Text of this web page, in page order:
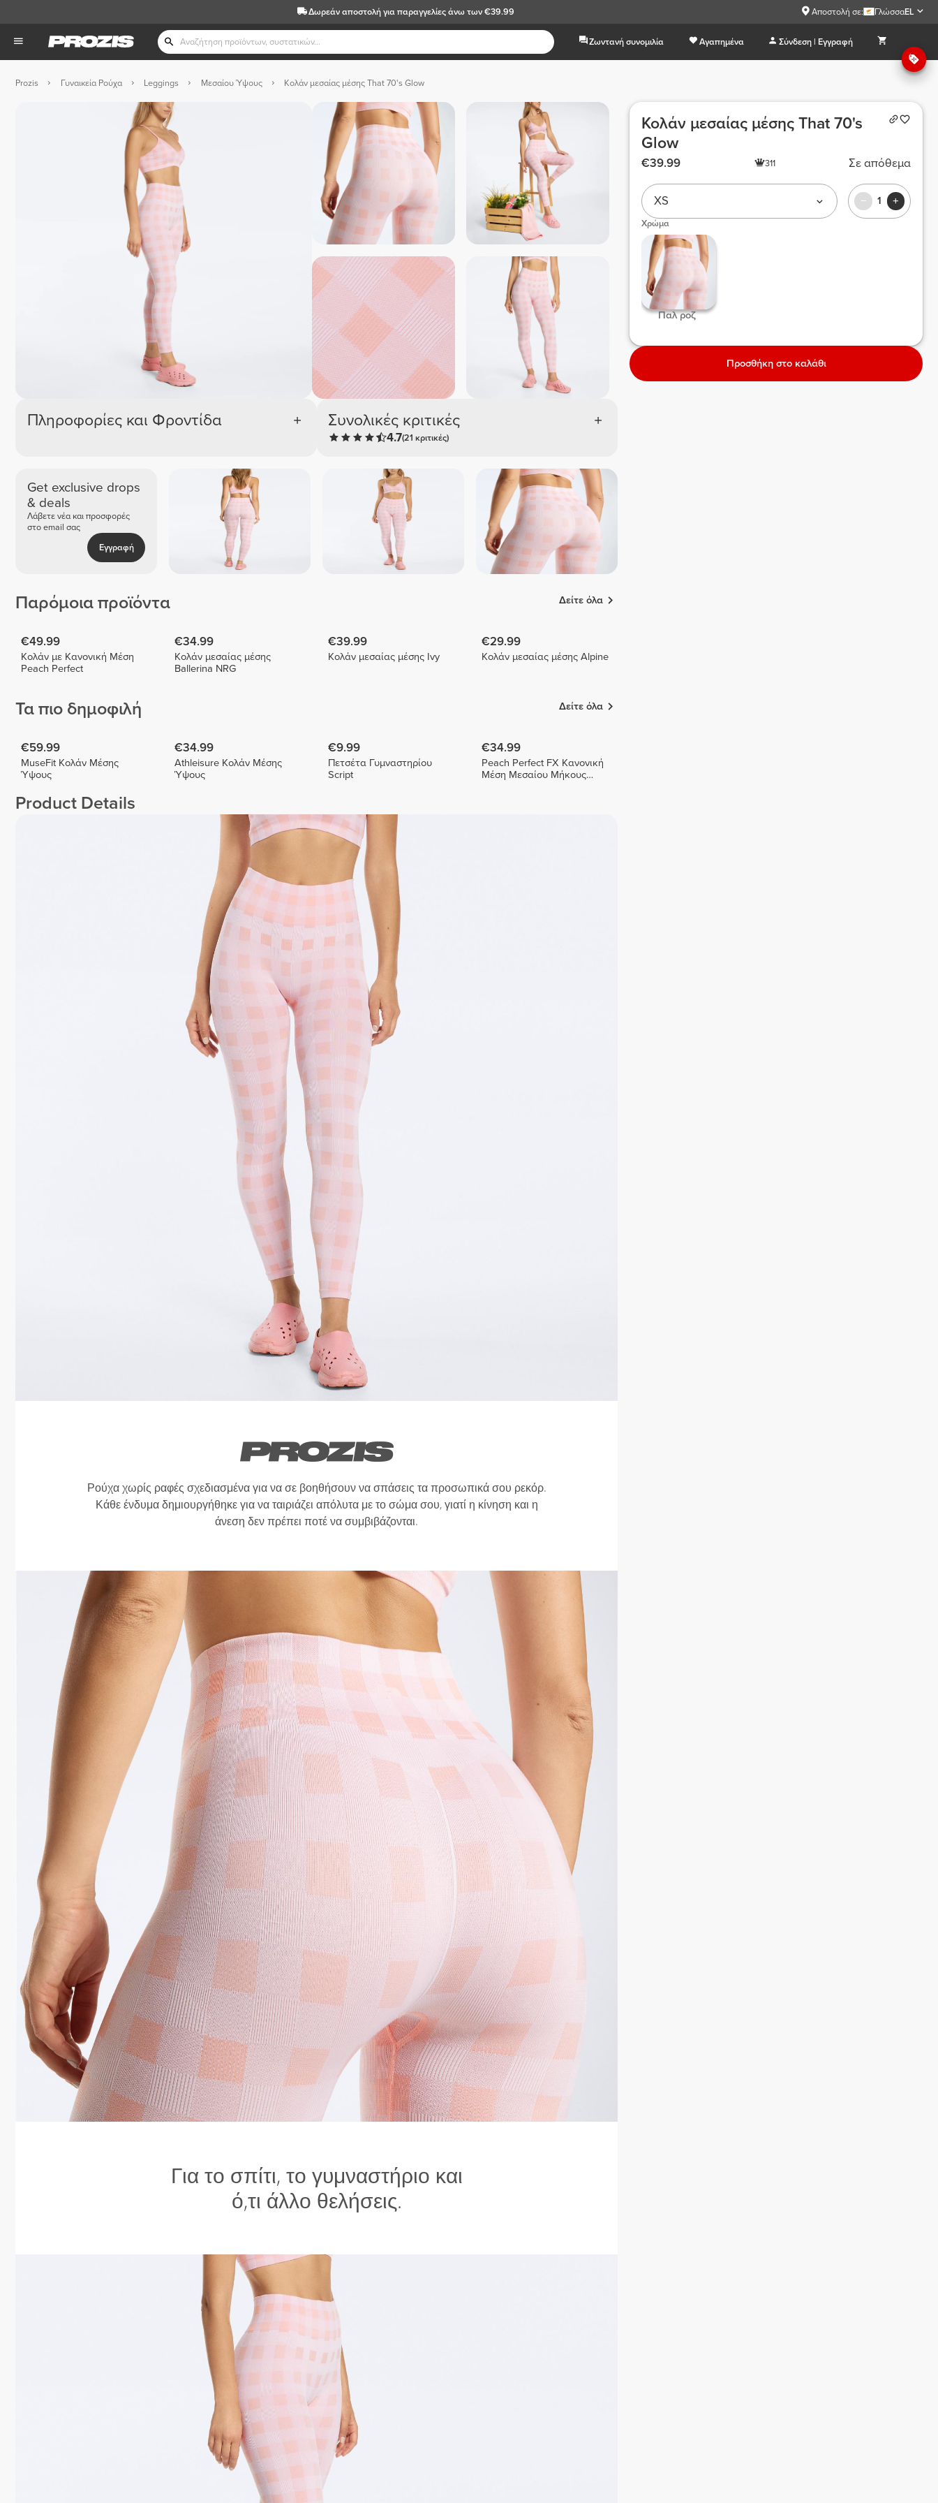
Δωρεάν αποστολήγια παραγγελίες άνω των €39.99 Αποστολή σε: ΓλώσσαEL
Ζωντανή συνομιλία Αγαπημένα Σύνδεση | Εγγραφή
Prozis Γυναικεία Ρούχα Leggings Μεσαίου Ύψους Κολάν μεσαίας μέσης That 70's Glow
Πληροφορίες και Φροντίδα Συνολικές κριτικές
4.7(21 κριτικές)
Get exclusive drops
& deals
Λάβετε νέα και προσφορές
στο email σας
Εγγραφή
Παρόμοια προϊόντα Δείτε όλα
€49.99
Κολάν με Κανονική Μέση
Peach Perfect
€34.99
Κολάν μεσαίας μέσης
Ballerina NRG
€39.99
Κολάν μεσαίας μέσης Ivy
€29.99
Κολάν μεσαίας μέσης Alpine
Τα πιο δημοφιλή Δείτε όλα
€59.99
MuseFit Κολάν Μέσης
Ύψους
€34.99
Athleisure Κολάν Μέσης
Ύψους
€9.99
Πετσέτα Γυμναστηρίου
Script
€34.99
Peach Perfect FX Κανονική
Μέση Μεσαίου Μήκους
Product Details
Ρούχα χωρίς ραφές σχεδιασμένα για να σε βοηθήσουν να σπάσεις τα προσωπικά σου ρεκόρ.
Κάθε ένδυμα δημιουργήθηκε για να ταιριάζει απόλυτα με το σώμα σου, γιατί η κίνηση και η
άνεση δεν πρέπει ποτέ να συμβιβάζονται.
Για το σπίτι, το γυμναστήριο και
ό,τι άλλο θελήσεις.
Κολάν μεσαίας μέσης That 70's
Glow
€39.99 311 Σε απόθεμα
XS 1
Χρώμα
Παλ ροζ
Προσθήκη στο καλάθι